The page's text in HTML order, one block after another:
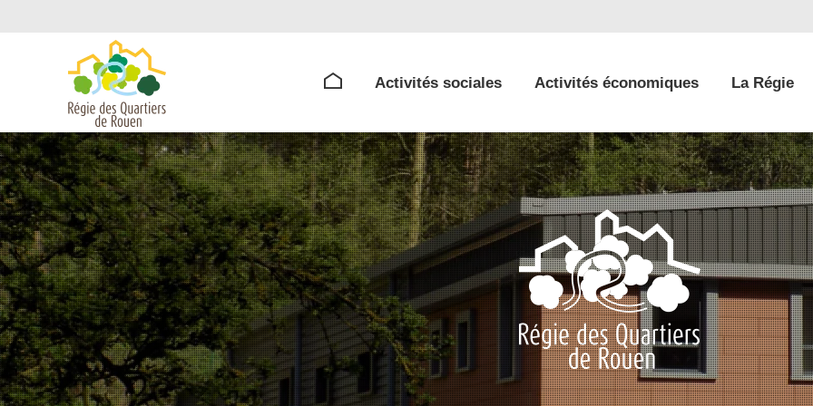
Activités sociales Activités économiques La Régie